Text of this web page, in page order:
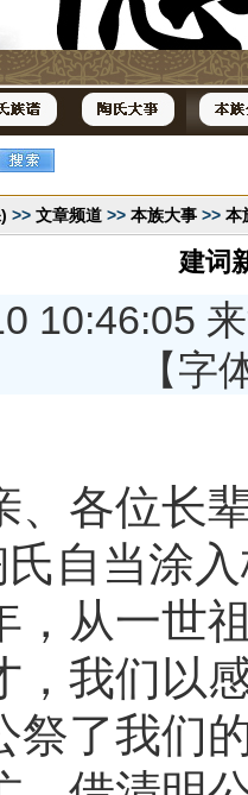
>> 文章频道 >> 本族大事 >> 本
建词
10:46:05
【字
、各位长
自当涂
，从一世
，我们以
祭了我们